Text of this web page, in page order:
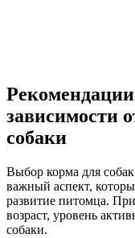
зависимости
собаки
Выбор корма для
важный аспект,
развитие питомца.
возраст, уровень
собаки.